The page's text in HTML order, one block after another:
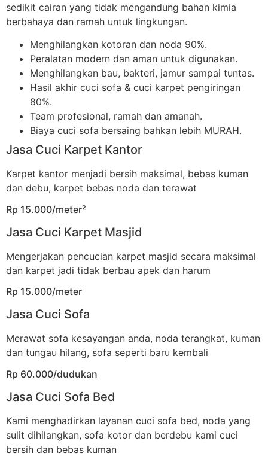
sedikit cairan yang tidak mengandung bahan kimia
berbahaya dan ramah untuk lingkungan.
Menghilangkan kotoran dan noda 90%.
Peralatan modern dan aman untuk digunakan.
Menghilangkan bau, bakteri, jamur sampai tuntas.
Hasil akhir cuci sofa & cuci karpet pengiringan
80%.
Team profesional, ramah dan amanah.
Biaya cuci sofa bersaing bahkan lebih MURAH.
Jasa Cuci Karpet Kantor
Karpet kantor menjadi bersih maksimal, bebas kuman
dan debu, karpet bebas noda dan terawat
Rp 15.000/meter²
Jasa Cuci Karpet Masjid
Mengerjakan pencucian karpet masjid secara maksimal
dan karpet jadi tidak berbau apek dan harum
Rp 15.000/meter
Jasa Cuci Sofa
Merawat sofa kesayangan anda, noda terangkat, kuman
dan tungau hilang, sofa seperti baru kembali
Rp 60.000/dudukan
Jasa Cuci Sofa Bed
Kami menghadirkan layanan cuci sofa bed, noda yang
sulit dihilangkan, sofa kotor dan berdebu kami cuci
bersih dan bebas kuman